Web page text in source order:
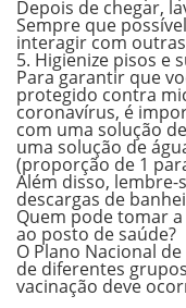
Depois de chegar,
Sempre que
interagir com
5. Higienize pisos e
Para garantir que
protegido contra
coronavírus, é
com uma solução de
uma solução de
(proporção de 1
Além disso, lembre-
descargas de
Quem pode tomar a
ao posto de saúde?
O Plano Nacional
de diferentes
vacinação deve